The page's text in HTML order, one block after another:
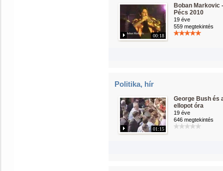
00:18
Boban Markovic -
Pécs 2010
19 éve
559 megtekintés
Politika, hír
01:15
George Bush és
ellopot óra
19 éve
646 megtekintés